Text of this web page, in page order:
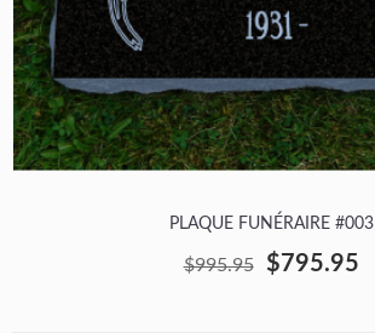
PLAQUE FUNÉRAIRE #003
$995.95 $795.95